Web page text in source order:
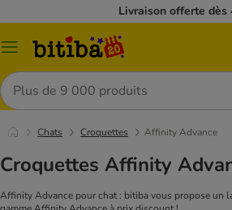
Livraison offerte dès
Menu
Rechercher
Chats Croquettes Affinity Advance
Croquettes Affinity
Affinity Advance pour chat : bitiba vous propose un